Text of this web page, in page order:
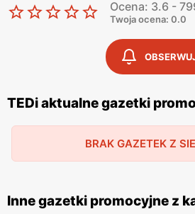
zabawki i artykuły biurowe. TEDi
, które są
najnowszych ofertach i okazjach
ukazują się co dwa tygodnie,
śledzenie aktualnych
promocji i
na szeroki asortyment produktów.
zakupach, co jest dużym atutem
gospodarstwa domowego,
Ocena: 3.6 -
Twoja ocena: 0.0
TEDi aktualne gazetki
BRAK GAZETEK Z
Inne gazetki promocyjne z